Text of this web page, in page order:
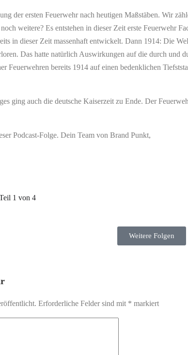
der ersten Feuerwehr nach heutigen Maßstäben. Wir
weitere? Es entstehen in dieser Zeit erste Feuerwehr
in dieser Zeit massenhaft entwickelt. Dann 1914: Die
Das hatte natürlich Auswirkungen auf die durch und
Feuerwehren bereits 1914 auf einen bedenklichen
ging auch die deutsche Kaiserzeit zu Ende. Der
Podcast-Folge. Dein Team von Brand Punkt,
1 von 4
Weitere Folgen
Erforderliche Felder sind mit * markiert